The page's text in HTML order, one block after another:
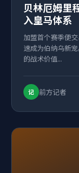
贝林厄姆里
入皇马体系
加盟首个赛季便
速成为伯纳乌新
的战术价值...
记 前方记者